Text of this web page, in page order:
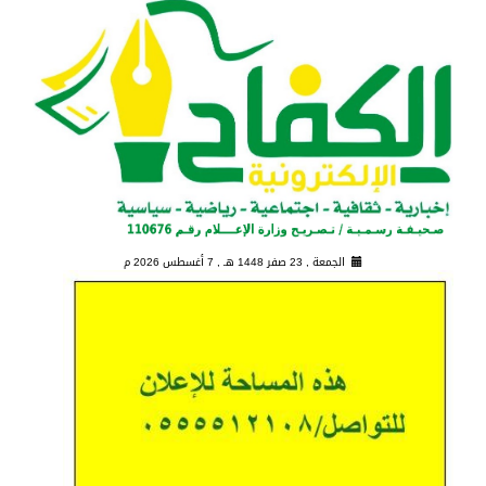
الجمعة , 23 صفر 1448 هـ , 7 أغسطس 2026 م